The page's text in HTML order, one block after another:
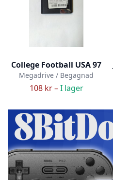
College Football USA 97
Megadrive / Begagnad
108 kr –I lager